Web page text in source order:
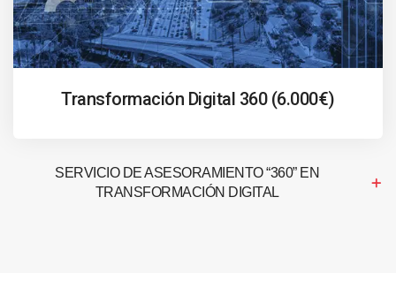
Transformación Digital 360 (6.000€)
SERVICIO DE ASESORAMIENTO “360” EN
TRANSFORMACIÓN DIGITAL